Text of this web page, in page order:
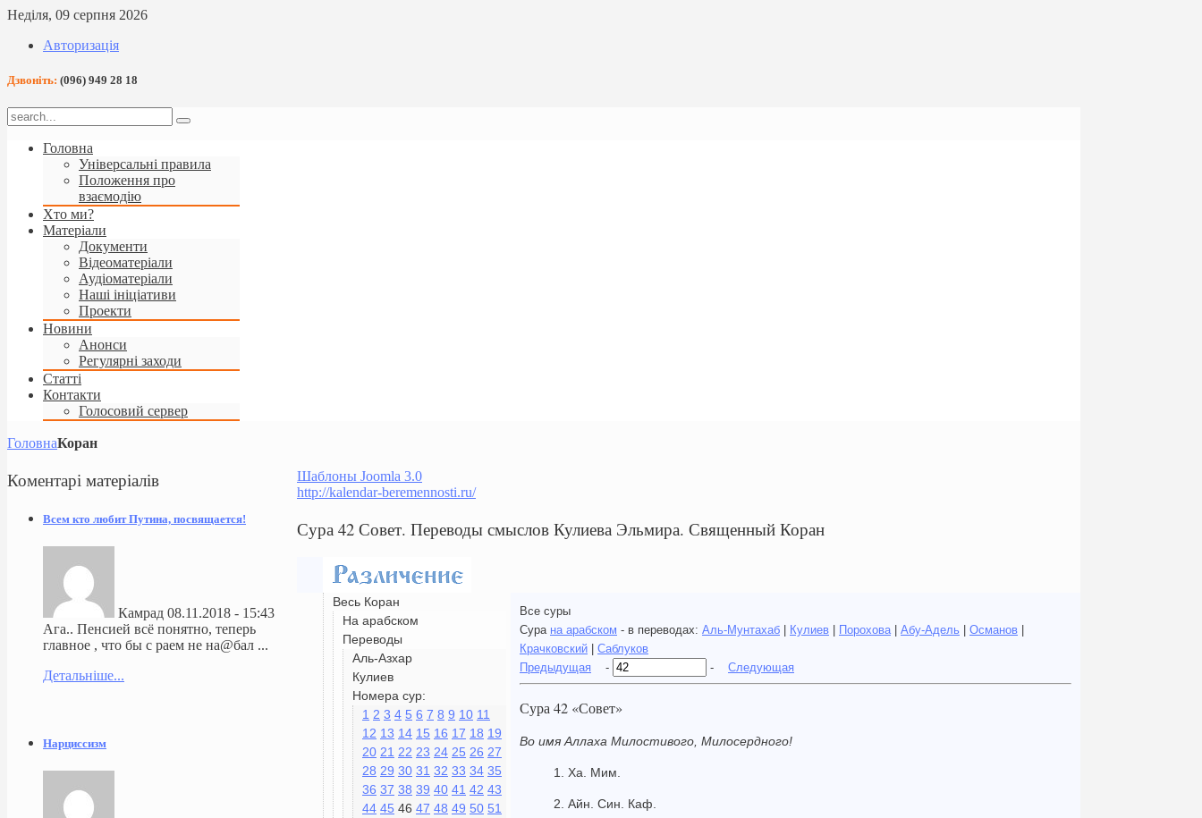
Неділя, 09 серпня 2026
Авторизація
Дзвоніть: (096) 949 28 18
Головна
Універсальні правила
Положення про
взаємодію
Хто ми?
Матеріали
Документи
Відеоматеріали
Аудіоматеріали
Наші ініціативи
Проекти
Новини
Анонси
Регулярні заходи
Статті
Контакти
Голосовий сервер
ГоловнаКоран
Шаблоны Joomla 3.0
http://kalendar-beremennosti.ru/
Сура 42 Совет. Переводы смыслов Кулиева Эльмира. Священный Коран
Весь Коран
На арабском
Переводы
Аль-Азхар
Кулиев
Номера сур:
1 2 3 4 5 6 7 8 9 10 11
12 13 14 15 16 17 18 19
20 21 22 23 24 25 26 27
28 29 30 31 32 33 34 35
36 37 38 39 40 41 42 43
44 45 46 47 48 49 50 51
Все суры
Сура на арабском - в переводах: Аль-Мунтахаб | Кулиев | Порохова | Абу-Адель | Османов |
Крачковский | Саблуков
Предыдущая - - Следующая
Сура 42 «Совет»
Во имя Аллаха Милостивого, Милосердного!
1. Ха. Мим.
2. Айн. Син. Каф.
Коментарі матеріалів
Всем кто любит Путина, посвящается!
Камрад 08.11.2018 - 15:43
Ага.. Пенсией всё понятно, теперь
главное , что бы с раем не на@бал ...
Детальніше...
Нарциссизм